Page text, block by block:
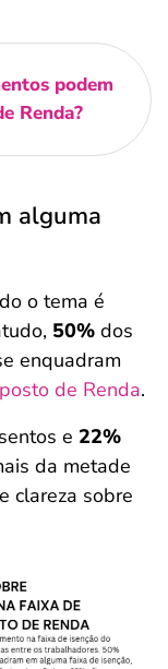
podem
Renda?
alguma
o tema é
50% dos
enquadram
de Renda.
e 22%
da metade
clareza sobre